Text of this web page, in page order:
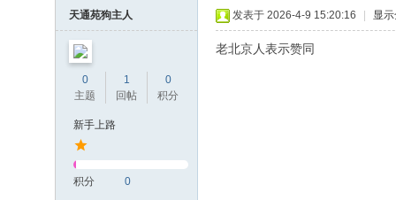
天通苑狗主人
0
主题
1
回帖
0
积分
新手上路
积分 0
发表于 2026-4-9 15:20:16 显
老北京人表示赞同